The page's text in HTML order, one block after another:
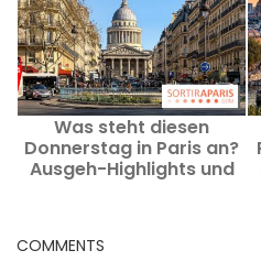
Was steht diesen
Donnerstag in Paris an?
Ausgeh-Highlights und
COMMENTS